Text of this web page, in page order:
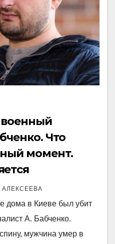
военный
Что
момент.
АЛЕКСЕЕВА
дома в Киеве был убит
А. Бабченко.
мужчина умер в